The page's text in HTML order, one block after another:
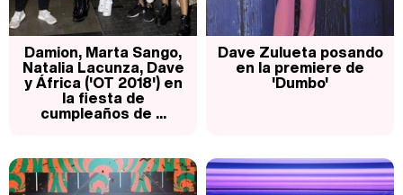
Damion, Marta Sango,
Natalia Lacunza, Dave
y África ('OT 2018') en
la fiesta de
cumpleaños de ...
Dave Zulueta posando
en la premiere de
'Dumbo'